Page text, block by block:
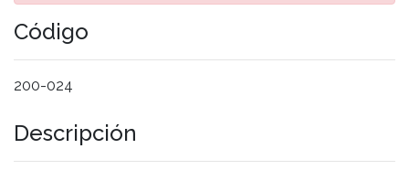
Código
200-024
Descripción